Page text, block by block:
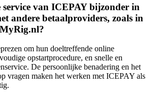
van ICEPAY bijzonder in
andere betaalproviders, zoals in
om hun doeltreffende online
opstartprocedure, en snelle en
De persoonlijke benadering en het
vragen maken het werken met ICEPAY als